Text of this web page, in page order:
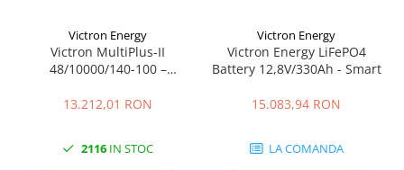
Victron Energy
Victron MultiPlus-II
48/10000/140-100 –
Sistem ESS Avansat
13.212,01 RON
2116 IN STOC
Victron Energy
Victron Energy LiFePO4
Battery 12,8V/330Ah - Smart
15.083,94 RON
LA COMANDA